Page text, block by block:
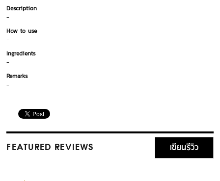
Description
-
How to use
-
Ingredients
-
Remarks
-
FEATURED REVIEWS เขียนรีวิว